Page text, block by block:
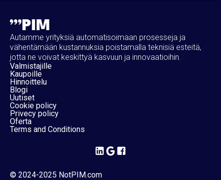
Autamme yrityksiä automatisoimaan prosesseja ja
vähentämään kustannuksia poistamalla teknisiä esteitä,
jotta ne voivat keskittyä kasvuun ja innovaatioihin.
Valmistajille
Kaupoille
Hinnoittelu
Blogi
Uutiset
Cookie policy
Privecy policy
Oferta
Terms and Conditions
© 2024-2025 NotPIM.com